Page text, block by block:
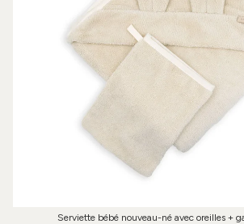
Serviette bébé nouveau-né avec oreilles +